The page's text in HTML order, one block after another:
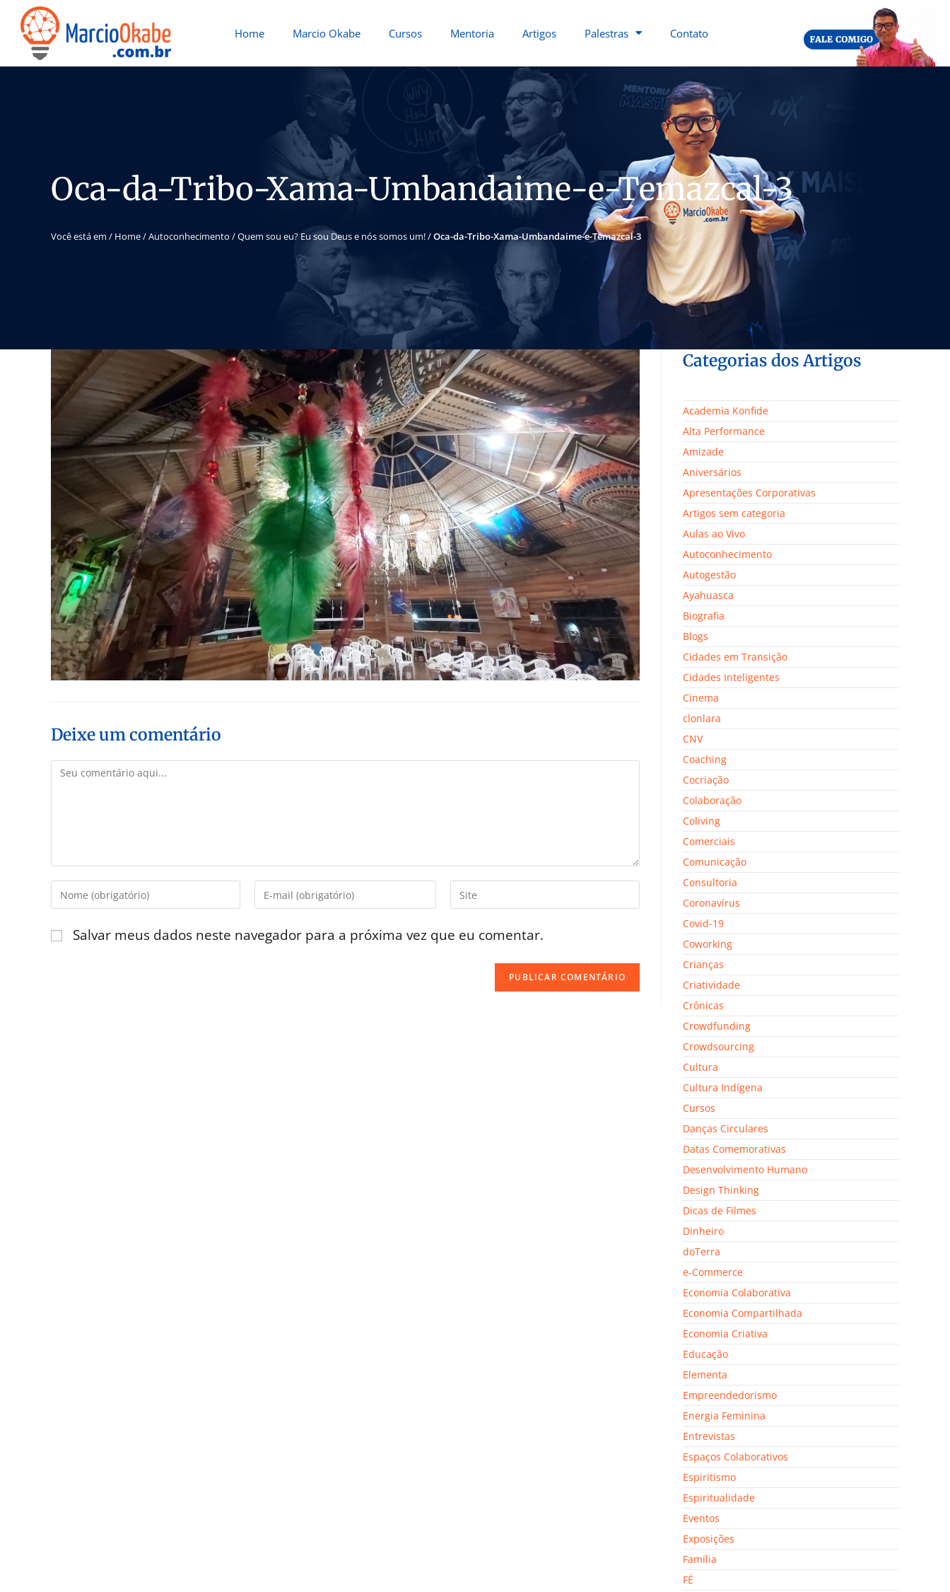
Home Marcio Okabe Cursos Mentoria Artigos Palestras Contato
Oca-da-Tribo-Xama-Umbandaime-e-Temazcal-3
Você está em / Home/Autoconhecimento /Quem sou eu? Eu sou Deus e nós somos um!/Oca-da-Tribo-Xama-Umbandaime-e-Temazcal-3
Deixe um comentário
Salvar meus dados neste navegador para a próxima vez que eu comentar.
Categorias dos Artigos
Academia Konfide
Alta Performance
Amizade
Aniversários
Apresentações Corporativas
Artigos sem categoria
Aulas ao Vivo
Autoconhecimento
Autogestão
Ayahuasca
Biografia
Blogs
Cidades em Transição
Cidades Inteligentes
Cinema
clonlara
CNV
Coaching
Cocriação
Colaboração
Coliving
Comerciais
Comunicação
Consultoria
Coronavírus
Covid-19
Coworking
Crianças
Criatividade
Crônicas
Crowdfunding
Crowdsourcing
Cultura
Cultura Indígena
Cursos
Danças Circulares
Datas Comemorativas
Desenvolvimento Humano
Design Thinking
Dicas de Filmes
Dinheiro
doTerra
e-Commerce
Economia Colaborativa
Economia Compartilhada
Economia Criativa
Educação
Elementa
Empreendedorismo
Energia Feminina
Entrevistas
Espaços Colaborativos
Espiritismo
Espiritualidade
Eventos
Exposições
Família
FÉ